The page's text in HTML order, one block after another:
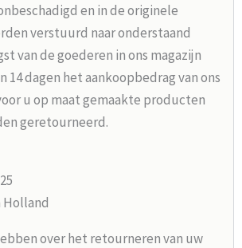
en in de originele
verstuurd naar onderstaand
van de goederen in ons magazijn
14 dagen het aankoopbedrag van ons
u op maat gemaakte producten
geretourneerd.
Holland
over het retourneren van uw